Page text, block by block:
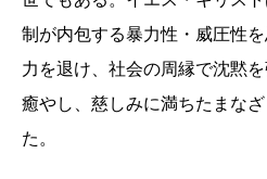
制が内包する暴力性・威圧性
力を退け、社会の周縁で沈黙
癒やし、慈しみに満ちたまな
た。